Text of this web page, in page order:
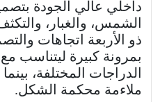
داخلي عالي الجودة
الشمس، والغبار،
ذو الأربعة اتجاهات
بمرونة كبيرة ليتناسب
الدراجات المختلفة،
ملاءمة محكمة الشكل.